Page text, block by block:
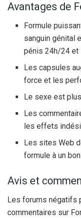
Avantages de
Formule
sanguin génital
pénis 24h/24 et
Les capsules
force et les
Le sexe est
Les
les effets
Les sites Web
formule à un
Avis et
Les forums négatifs
commentaires sur